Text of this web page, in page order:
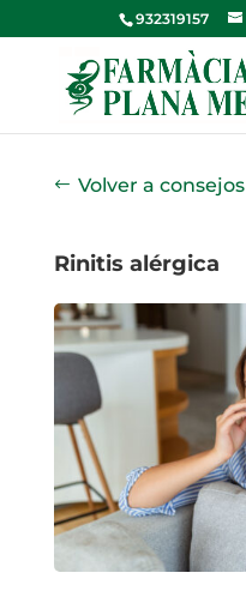
932319157
Volver a consejos
Rinitis alérgica